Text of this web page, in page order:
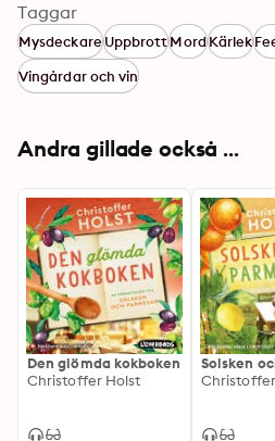
Taggar
MysdeckareUppbrottMordKärlek
Vingårdar och vin
Andra gillade också ...
Den glömda kokboken
Christoffer Holst
Solsken